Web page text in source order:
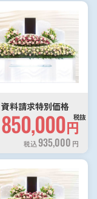
資料請求特別価格
850,000円
税抜
税込935,000 円